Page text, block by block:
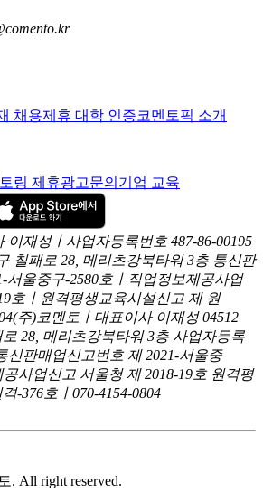
채용제휴 대학 인증코멘토픽 소개
링 제휴광고문의 기업 교육
재성ㅣ사업자등록번호 487-86-00195
칠패로 28, 메리츠강북타워 3층 통신판
서울중구-2580호ㅣ직업정보제공사업
호ㅣ원격평생교육시설신고 제 원
(주)코멘토ㅣ대표이사 이재성 04512
28, 메리츠강북타워 3층 사업자등록
신판매업신고번호 제 2021-서울중
사업신고 서울청 제 2018-19호 원격평
-376호ㅣ070-4154-0804
. All right reserved.